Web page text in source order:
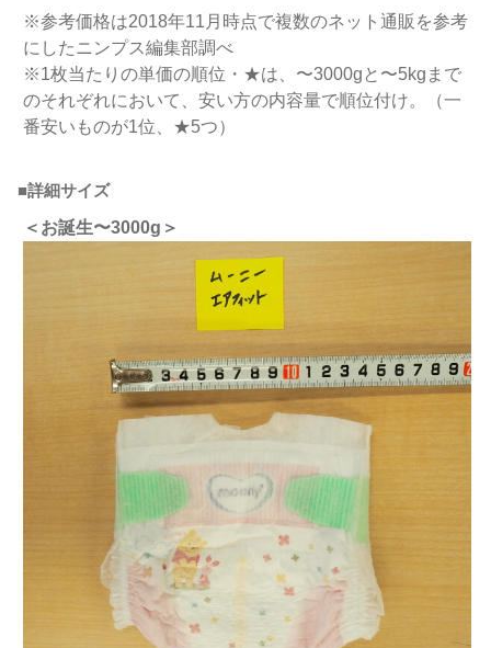
※参考価格は2018年11月時点で複数のネット通販を参考
にしたニンプス編集部調べ
※1枚当たりの単価の順位・★は、〜3000gと〜5kgまで
のそれぞれにおいて、安い方の内容量で順位付け。（一
番安いものが1位、★5つ）
■詳細サイズ
＜お誕生〜3000g ＞